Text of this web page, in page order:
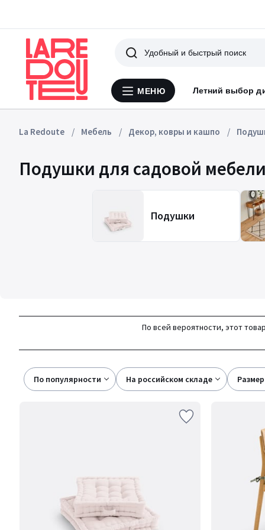
Меню
МЕНЮ Летний выбор
Поиск
La Redoute Мебель Декор, ковры и кашпо
Подушки для садовой мебели
Подушки
По всей вероятности, этот
По популярности на российском складе размер